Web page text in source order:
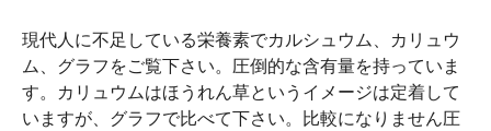
現代人に不足している栄養素でカルシュウム、カリュウ
ム、グラフをご覧下さい。圧倒的な含有量を持っていま
す。カリュウムはほうれん草というイメージは定着して
いますが、グラフで比べて下さい。比較になりません圧